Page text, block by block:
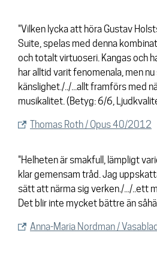
"Vilken lycka att höra Gustav
Suite, spelas med denna
och totalt virtuoseri. Kangas och
har alltid varit fenomenala, men
känslighet./../...allt framförs med
musikalitet. (Betyg: 6/6,
Thomas Roth / Opus 40/2012
"Helheten är smakfull, lämpligt
klar gemensam tråd. Jag
sätt att närma sig verken./.../..ett
Det blir inte mycket bättre än
Anna-Maria Nordman /